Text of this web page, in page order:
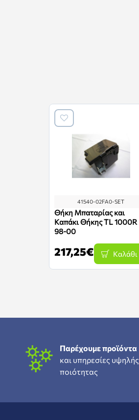
41540-02FA0-SET
Θήκη Μπαταρίας και
Καπάκι Θήκης TL 1000R
98-00
217,25€ Καλάθι
Παρέχουμε προϊόντα
και υπηρεσίες υψηλής
ποιότητας